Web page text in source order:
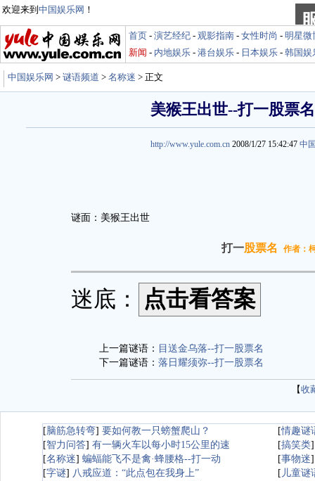
欢迎来到 中国娱乐网 ！
首页 - 演艺经纪 - 观影指南 - 女性时尚 - 明星微
新闻 - 内地娱乐 - 港台娱乐 - 日本娱乐 - 韩国娱
中国娱乐网 > 谜语频道 > 名称迷 > 正文
美猴王出世--打一股票名
http://www.yule.com.cn 2008/1/27 15:42:47 中
谜面：美猴王出世
打一股票名 作者：
迷底：
上一篇谜语： 目送金乌落--打一股票名
下一篇谜语： 落日耀须弥--打一股票名
【收
[脑筋急转弯] 要如何教一只螃蟹爬山？ [情趣谜
[智力问答] 有一辆火车以每小时15公里的速 [搞笑类
[名称迷] 蝙蝠能飞不是禽·蜂腰格--打一动 [事物迷
[字谜] 八戒应道：“此点包在我身上” [ 儿童谜